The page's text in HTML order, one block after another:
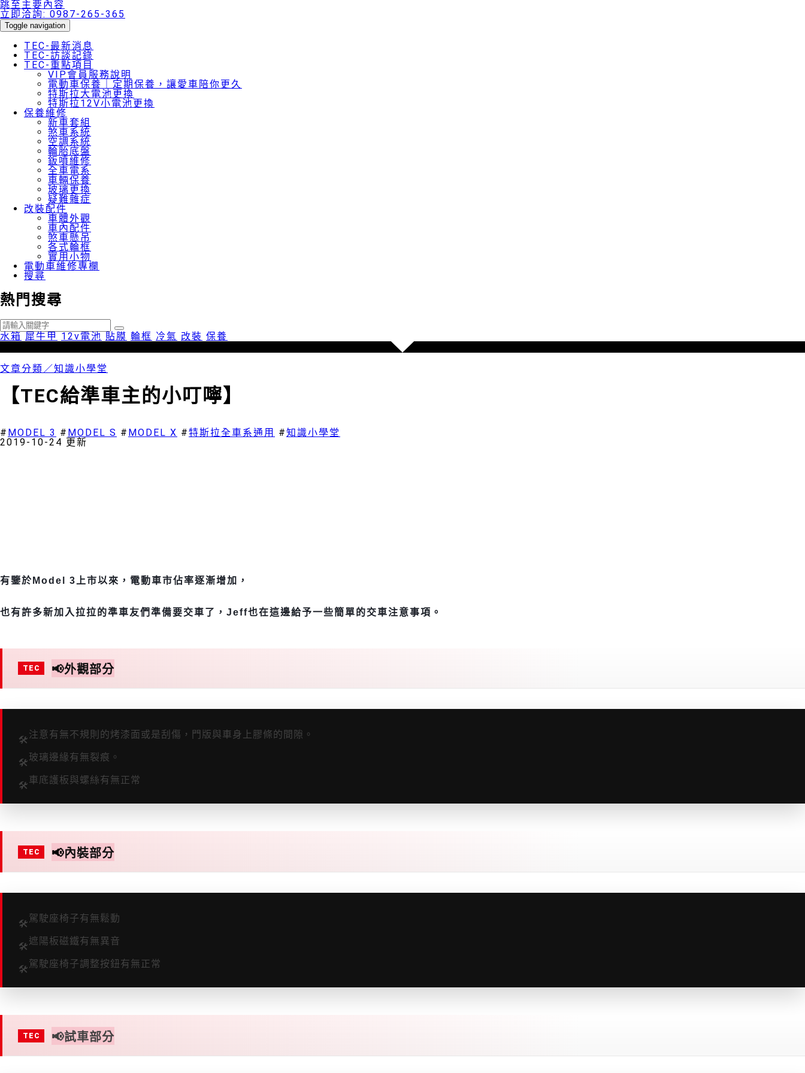
跳至主要內容
立即洽詢: 0987-265-365
Toggle navigation
TEC-最新消息
TEC-訪談記錄
TEC-重點項目
VIP會員服務說明
電動車保養｜定期保養，讓愛車陪你更久
特斯拉大電池更換
特斯拉12V小電池更換
保養維修
新車套組
煞車系統
空調系統
輪胎底盤
鈑噴維修
全車電系
車輛保養
玻璃更換
疑難雜症
改裝配件
車體外觀
車內配件
煞車懸吊
各式輪框
實用小物
電動車維修專欄
搜尋
熱門搜尋
水箱 犀牛甲 12v電池 貼膜 輪框 冷氣 改裝 保養
文章分類／知識小學堂
【TEC給準車主的小叮嚀】
# MODEL 3 # MODEL S # MODEL X #特斯拉全車系通用 #知識小學堂
2019-10-24 更新
有鑒於Model 3上市以來，電動車市佔率逐漸增加，
也有許多新加入拉拉的準車友們準備要交車了，Jeff也在這邊給予一些簡單的交車注意事項。
📢外觀部分
🛠注意有無不規則的烤漆面或是刮傷，門版與車身上膠條的間隙。
🛠玻璃邊緣有無裂痕。
🛠車底護板與螺絲有無正常
📢內裝部分
🛠駕駛座椅子有無鬆動
🛠遮陽板磁鐵有無異音
🛠駕駛座椅子調整按鈕有無正常
📢試車部分